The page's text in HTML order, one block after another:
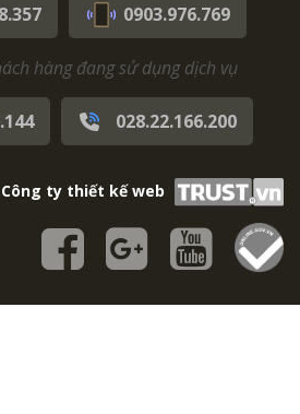
0903.976.769
hàng đang sử dụng dịch vụ
028.22.166.200
Công ty thiết kế web